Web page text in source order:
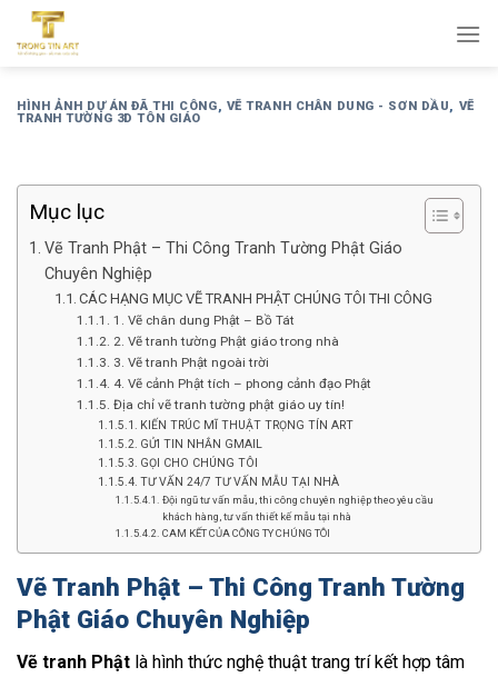
qua
dungHÌNH ẢNH DỰ ÁN ĐÃ THI CÔNG, VẼ TRANH CHÂN DUNG - SƠN DẦU, VẼ
TRANH TƯỜNG 3D TÔN GIÁO
Mục lục
Vẽ Tranh Phật – Thi Công Tranh Tường Phật Giáo
Chuyên Nghiệp
CÁC HẠNG MỤC VẼ TRANH PHẬT CHÚNG TÔI THI CÔNG
1. Vẽ chân dung Phật – Bồ Tát
2. Vẽ tranh tường Phật giáo trong nhà
3. Vẽ tranh Phật ngoài trời
4. Vẽ cảnh Phật tích – phong cảnh đạo Phật
Địa chỉ vẽ tranh tường phật giáo uy tín!
KIẾN TRÚC MĨ THUẬT TRỌNG TÍN ART
GỬI TIN NHẮN GMAIL
GỌI CHO CHÚNG TÔI
TƯ VẤN 24/7 TƯ VẤN MẪU TẠI NHÀ
Đội ngũ tư vấn mẫu, thi công chuyên nghiệp theo yêu cầu
khách hàng, tư vấn thiết kế mẫu tại nhà
CAM KẾT CỦA CÔNG TY CHÚNG TÔI
Vẽ Tranh Phật – Thi Công Tranh Tường
Phật Giáo Chuyên Nghiệp
Vẽ tranh Phật là hình thức nghệ thuật trang trí kết hợp tâm